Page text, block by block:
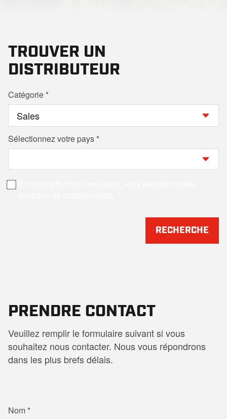
TROUVER UN
DISTRIBUTEUR
Catégorie
Sélectionnez votre pays
RECHERCHE
PRENDRE CONTACT
Veuillez remplir le formulaire suivant si vous
souhaitez nous contacter. Nous vous répondrons
dans les plus brefs délais.
Nom